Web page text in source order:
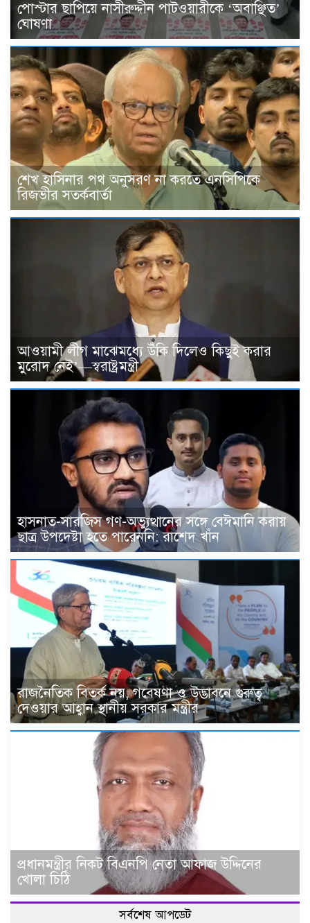
পোস্টার ছাপিয়ে নাসীরুদ্দীন পাটওয়ারীকে ‘অবাঞ্ছিত’
ঘোষণা
শেখ হাসিনার পথ অনুসরণ না করতে এনসিপিকে
রিজভীর সতর্কবার্তা
আওয়ামী লীগ মাঝেমধ্যে উঁকি দিলেও কিছুই করার
মুরোদ নেই’—স্বরাষ্ট্রমন্ত্রী
হাসনাত-সারজিস গণ-অভ্যুত্থানের সঙ্গে বেঈমানি করায়
ছাত্র উপদেষ্টা হতে পারেননি: রাশেদ খাঁন
রাজনৈতিক বিতর্ক নয়, গবেষণা ও উদ্ভাবনে গুরুত্ব
দেওয়ার আহ্বান স্থানীয় সরকার মন্ত্রীর
প্রধানমন্ত্রীর নিকট বিএনপি নেতা আফাজ উদ্দিনের
খোলা চিঠি
সর্বশেষ আপডেট